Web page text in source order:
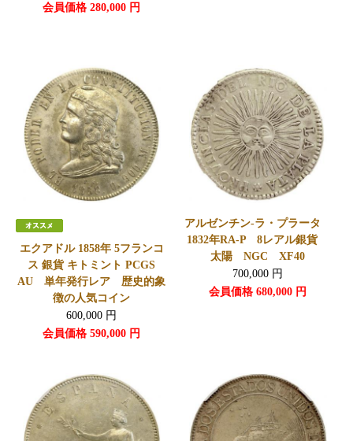
会員価格 280,000 円
エクアドル 1858年 5フランコ
ス 銀貨 キトミント PCGS
AU 単年発行レア 歴史的象
徴の人気コイン
600,000 円
会員価格 590,000 円
アルゼンチン-ラ・プラータ
1832年RA-P 8レアル銀貨
太陽 NGC XF40
700,000 円
会員価格 680,000 円